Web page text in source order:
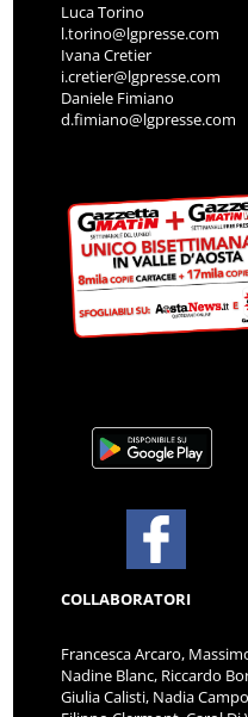
Luca Torino
l.torino@lgpresse.com
Ivana Cretier
i.cretier@lgpresse.com
Daniele Fimiano
d.fimiano@lgpresse.com
COLLABORATORI
Francesca Arcaro,
Nadine Blanc, Riccardo
Giulia Calisti, Nadia